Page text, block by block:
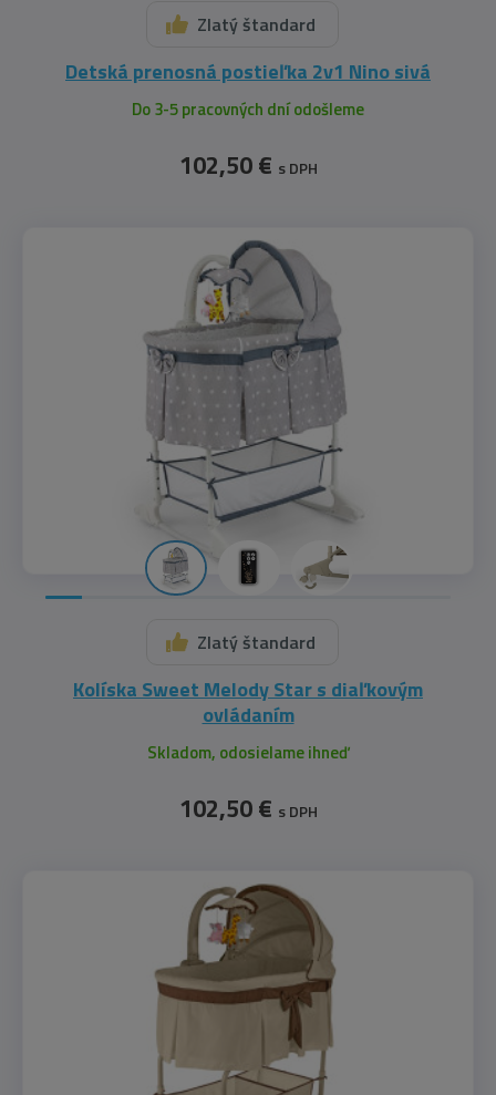
Zlatý štandard
Detská prenosná postieľka 2v1 Nino sivá
Do 3-5 pracovných dní odošleme
102,50 € s DPH
Zlatý štandard
Kolíska Sweet Melody Star s diaľkovým
ovládaním
Skladom, odosielame ihneď
102,50 € s DPH